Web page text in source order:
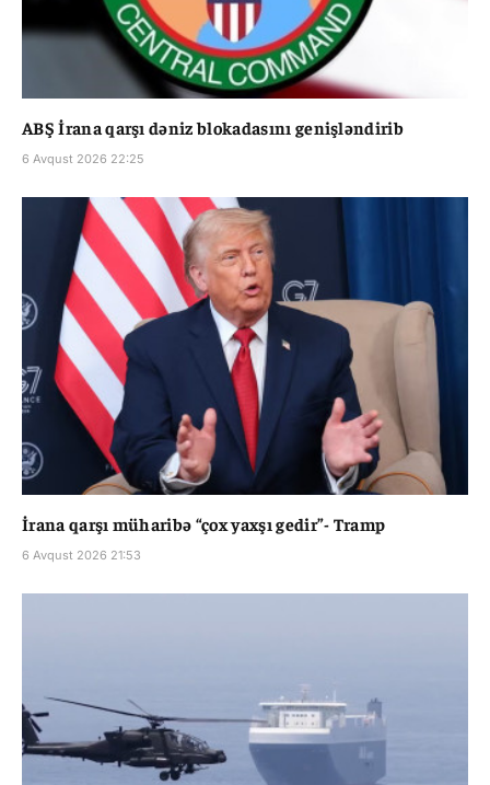
ABŞ İrana qarşı dəniz blokadasını genişləndirib
6 Avqust 2026 22:25
İrana qarşı müharibə “çox yaxşı gedir”- Tramp
6 Avqust 2026 21:53